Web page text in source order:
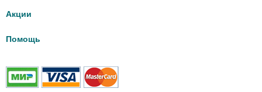
Акции
Помощь